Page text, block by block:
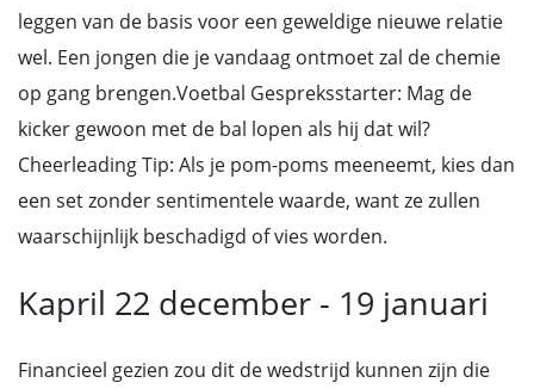
leggen van de basis voor een geweldige nieuwe relatie
wel. Een jongen die je vandaag ontmoet zal de chemie
op gang brengen.Voetbal Gespreksstarter: Mag de
kicker gewoon met de bal lopen als hij dat wil?
Cheerleading Tip: Als je pom-poms meeneemt, kies dan
een set zonder sentimentele waarde, want ze zullen
waarschijnlijk beschadigd of vies worden.
Kapril 22 december - 19 januari
Financieel gezien zou dit de wedstrijd kunnen zijn die